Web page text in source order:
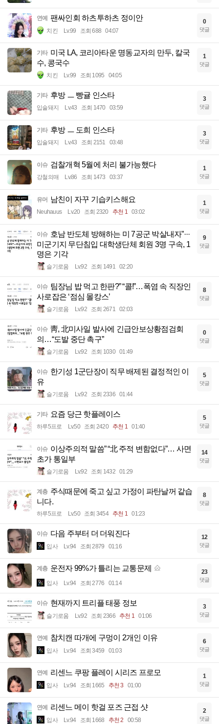
연예 팬싸인회 하츠투하츠 정이안
치킨 Lv.99 조회 688 04:07
0
댓글
기타 미국 LA, 코리아타운 명동교자의 만두, 칼국
수, 콩국수
치킨 Lv.99 조회 1095 04:05
1
댓글
기타 후방 ㅡ 빵귤 인스타
입술돼지 Lv.43 조회 1470 03:59
3
댓글
기타 후방 ㅡ 도희 인스타
입술돼지 Lv.43 조회 2151 03:48
3
댓글
이슈 검찰개혁 5월에 처리 불가능했다
강철의매 Lv.86 조회 1473 03:37
1
댓글
유머 남친이 자꾸 기습키스해요
Neuhauus Lv.20 조회 2320 추천 1 03:02
1
댓글
이슈 호남 반도체 방해하는 미 7공군 박살내자”···
미군기지 무단침입 대학생단체 회원 3명 구속, 1
명은 기각
슬기로움 Lv.92 조회 1491 02:20
9
댓글
이슈 팀장님 밥 먹고 한판?” “콜!”…폭염 속 직장인
사로잡은 ‘점심 몰캉스’
슬기로움 Lv.92 조회 2671 02:03
8
댓글
이슈 靑, 北미사일 발사에 긴급안보상황점검회
의…“도발 중단 촉구”
슬기로움 Lv.92 조회 1030 01:49
0
댓글
이슈 한기성 1군단장이 직무 배제된 결정적인 이
유
슬기로움 Lv.92 조회 2336 01:44
5
댓글
기타 요즘 당근 핫플레이스
하루5프로 Lv.50 조회 2420 추천 1 01:40
5
댓글
이슈 이상주의적 말씀” “北 주적 변함없다”… 사면
초가 통일부
슬기로움 Lv.92 조회 1432 01:29
14
댓글
계층 주식때문에 죽고 싶고 가정이 파탄날꺼 같습
니다.
하루5프로 Lv.50 조회 3454 추천 1 01:23
8
댓글
이슈 다음 주부터 더 더워진다
입사 Lv.94 조회 2879 01:16
12
댓글
계층 운전자 99%가 틀리는 교통문제
입사 Lv.94 조회 2776 01:14
23
댓글
이슈 현재까지 트리플 태풍 정보
슬기로움 Lv.92 조회 2366 추천 1 01:06
3
댓글
연예 참치캔 따개에 구멍이 2개인 이유
입사 Lv.94 조회 3459 01:03
6
댓글
연예 리센느 쿠팡 플레이 시리즈 프로모
입사 Lv.94 조회 1665 추천 3 01:00
1
댓글
연예 리센느 메이 핫걸 포즈 근접 샷
입사 Lv.94 조회 1668 추천 2 00:58
2
댓글